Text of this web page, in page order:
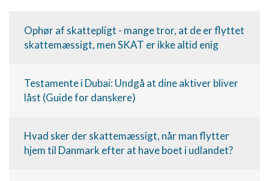
Ophør af skattepligt - mange tror, at de er flyttet
skattemæssigt, men SKAT er ikke altid enig
Testamente i Dubai: Undgå at dine aktiver bliver
låst (Guide for danskere)
Hvad sker der skattemæssigt, når man flytter
hjem til Danmark efter at have boet i udlandet?
Bruge begrænsede oplysninger til at vælge
Bruge præcise geografiske
placeringsoplysninger
anmodede oplysninger
Ikke-IAB-behandlingsformål: